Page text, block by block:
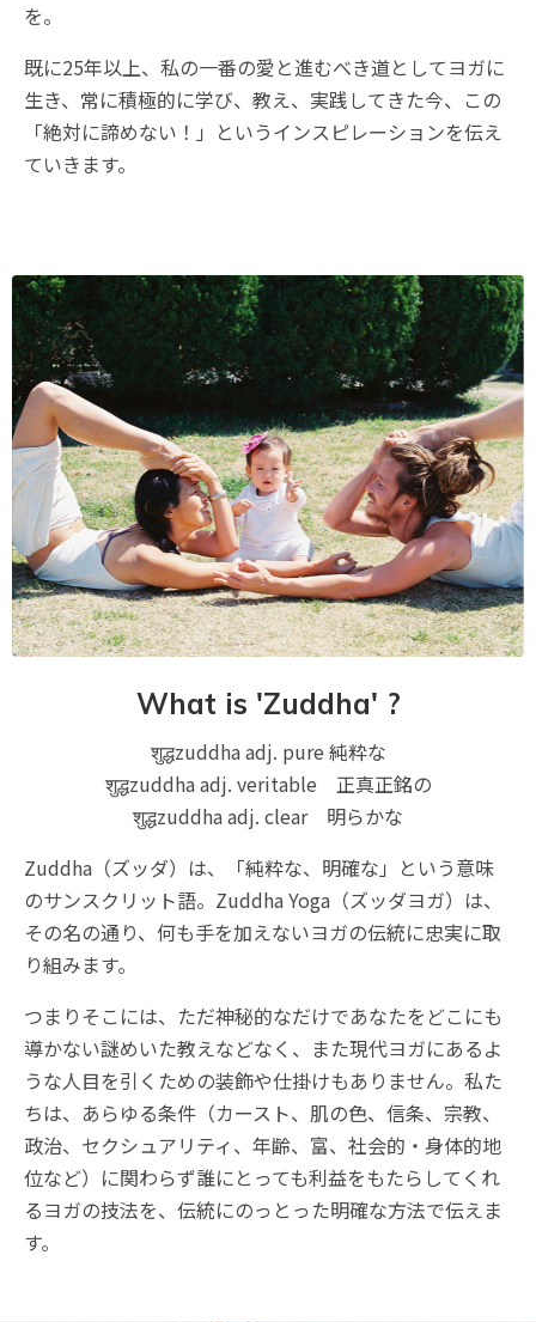
を。
既に25年以上、私の一番の愛と進むべき道としてヨガに
生き、常に積極的に学び、教え、実践してきた今、この
「絶対に諦めない！」というインスピレーションを伝え
ていきます。
What is 'Zuddha' ?
शुद्धzuddha adj. pure 純粋な
शुद्धzuddha adj. veritable 正真正銘の
शुद्धzuddha adj. clear 明らかな
Zuddha（ズッダ）は、「純粋な、明確な」という意味
のサンスクリット語。Zuddha Yoga（ズッダヨガ）は、
その名の通り、何も手を加えないヨガの伝統に忠実に取
り組みます。
つまりそこには、ただ神秘的なだけであなたをどこにも
導かない謎めいた教えなどなく、また現代ヨガにあるよ
うな人目を引くための装飾や仕掛けもありません。私た
ちは、あらゆる条件（カースト、肌の色、信条、宗教、
政治、セクシュアリティ、年齢、富、社会的・身体的地
位など）に関わらず誰にとっても利益をもたらしてくれ
るヨガの技法を、伝統にのっとった明確な方法で伝えま
す。